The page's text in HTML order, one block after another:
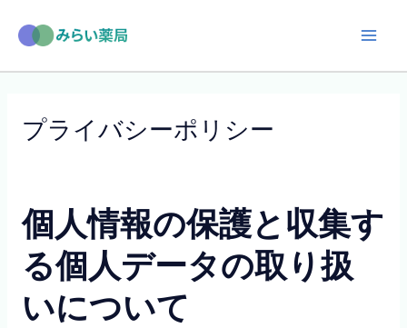
プライバシーポリシー
個人情報の保護と収集す
る個人データの取り扱
いについて